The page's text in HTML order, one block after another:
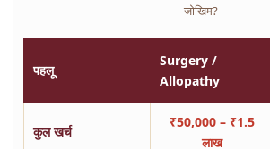
जोखिम?
पहलू
Surgery /
Allopathy
कुल खर्च
₹50,000 – ₹1.5
लाख